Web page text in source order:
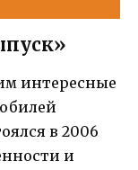
интересные
в 2006
и